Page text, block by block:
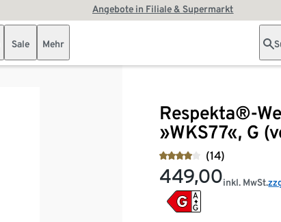
Angebote in Filiale & Supermarkt
Sale Mehr
Respekta®-
»WKS77«, G
(14)
449,00inkl. MwSt.